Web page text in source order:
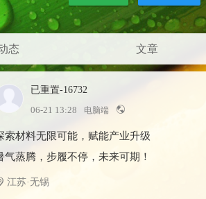
态 文章
已重置-16732
06-21 13:28 电脑端
索材料无限可能，赋能产业升级
气蒸腾，步履不停，未来可期！
江苏·无锡